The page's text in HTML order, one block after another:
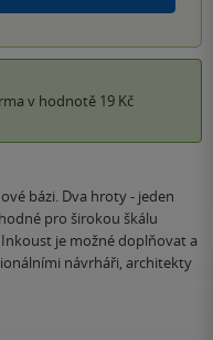
v hodnotě 19 Kč
bázi. Dva hroty - jeden
pro širokou škálu
je možné doplňovat a
návrháři, architekty